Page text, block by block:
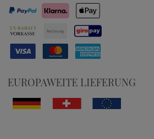
EUROPAWEITE LIEFERUNG